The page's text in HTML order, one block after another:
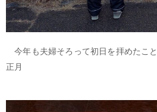
今年も夫婦そろって初日を拝めたこ
正月